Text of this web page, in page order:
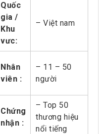
Quốc
gia /
Khu
vưc:
– Việt nam
Nhân
viên :
– 11 – 50
người
Chứng
nhận :
– Top 50
thương hiệu
nổi tiếng